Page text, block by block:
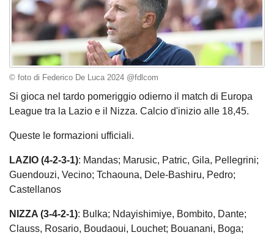
© foto di Federico De Luca 2024 @fdlcom
Si gioca nel tardo pomeriggio odierno il match di Europa
League tra la Lazio e il Nizza. Calcio d'inizio alle 18,45.
Queste le formazioni ufficiali.
LAZIO (4-2-3-1): Mandas; Marusic, Patric, Gila, Pellegrini;
Guendouzi, Vecino; Tchaouna, Dele-Bashiru, Pedro;
Castellanos
NIZZA (3-4-2-1): Bulka; Ndayishimiye, Bombito, Dante;
Clauss, Rosario, Boudaoui, Louchet; Bouanani, Boga;